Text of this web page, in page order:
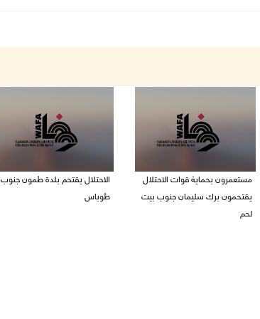
مستعمرون بحماية قوات الاحتلال
يقتحمون برك سليمان جنوب بيت
لحم
الاحتلال يقتحم بلدة طمون جنوب
طوباس